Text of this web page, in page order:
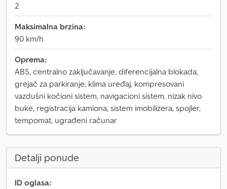
2
Maksimalna brzina:
90 km/h
Oprema:
ABS, centralno zaključavanje, diferencijalna blokada,
grejač za parkiranje, klima uređaj, kompresovani
vazdušni kočioni sistem, navigacioni sistem, nizak nivo
buke, registracija kamiona, sistem imobilizera, spojler,
tempomat, ugrađeni računar
Detalji ponude
ID oglasa: